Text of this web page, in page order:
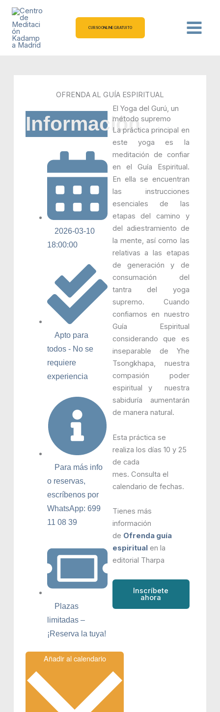
contenido
CURSO ONLINE GRATUITO
OFRENDA AL GUÍA ESPIRITUAL
Información
2026-03-10
18:00:00
Apto para
todos - No se
requiere
experiencia
Para más info
o reservas,
escríbenos por
WhatsApp: 699
11 08 39
Plazas
limitadas –
¡Reserva la tuya!
Añadir al calendario
El Yoga del Gurú, un
método supremo
La práctica principal en
este yoga es la
meditación de confiar
en el Guía Espiritual.
En ella se encuentran
las instrucciones
esenciales de las
etapas del camino y
del adiestramiento de
la mente, así como las
relativas a las etapas
de generación y de
consumación del
tantra del yoga
supremo. Cuando
confiamos en nuestro
Guía Espiritual
considerando que es
inseparable de Yhe
Tsongkhapa, nuestra
compasión poder
espiritual y nuestra
sabiduría aumentarán
de manera natural.
Esta práctica se
realiza los días 10 y 25
de cada
mes. Consulta el
calendario de fechas.
Tienes más
información
de Ofrenda guía
espiritual en la
editorial Tharpa
Inscríbete
ahora